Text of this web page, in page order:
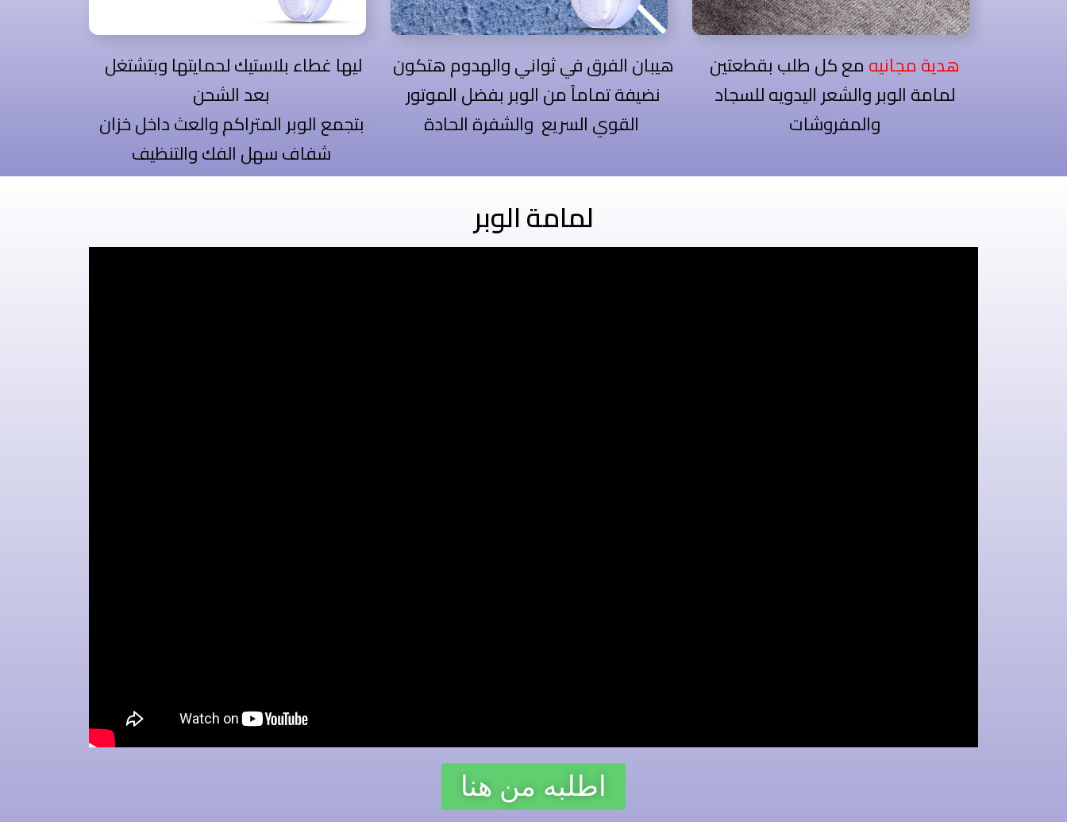
بعد الشحن
بتجمع الوبر المتراكم والعث داخل خزان
شفاف سهل الفك والتنظيف
هيبان الفرق في ثواني والهدوم هتكون
نضيفة تماماً من الوبر بفضل الموتور
هدية مجانيهمع كل طلب بقطعتين
لمامة الوبر والشعر اليدويه للسجاد
والمفروشات
لمامة الوبر
اطلبه من هنا